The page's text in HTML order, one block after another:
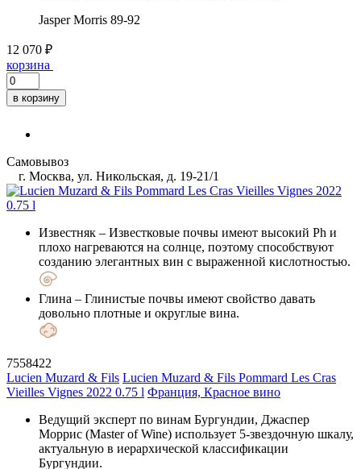
Jasper Morris 89-92
12 070 ₽
корзина
в корзину
Самовывоз
г. Москва, ул. Никольская, д. 19-21/1
Известняк – Известковые почвы имеют высокий Ph и
плохо нагреваются на солнце, поэтому способствуют
созданию элегантных вин с выраженной кислотностью.
Глина – Глинистые почвы имеют свойство давать
довольно плотные и округлые вина.
7558422
Lucien Muzard & Fils Lucien Muzard & Fils Pommard Les Cras
Vieilles Vignes 2022 0.75 l Франция, Красное вино
Ведущий эксперт по винам Бургундии, Джаспер
Моррис (Master of Wine) использует 5-звездочную шкалу,
актуальную в иерархической классификации
Бургундии.